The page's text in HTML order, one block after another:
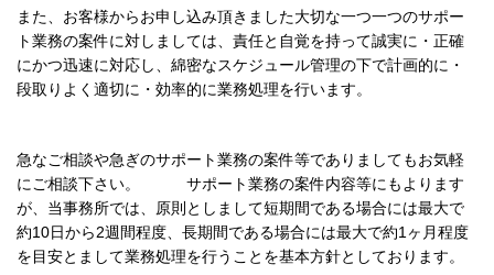
また、お客様からお申し込み頂きました大切な一つ一つのサポー
ト業務の案件に対しましては、責任と自覚を持って誠実に・正確
にかつ迅速に対応し、綿密なスケジュール管理の下で計画的に・
段取りよく適切に・効率的に業務処理を行います。
急なご相談や急ぎのサポート業務の案件等でありましてもお気軽
にご相談下さい。 サポート業務の案件内容等にもよります
が、当事務所では、原則としまして短期間である場合には最大で
約10日から2週間程度、長期間である場合には最大で約1ヶ月程度
を目安とまして業務処理を行うことを基本方針としております。